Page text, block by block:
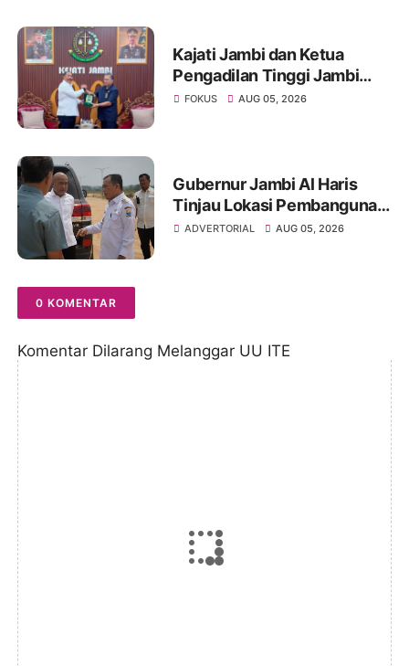
Kajati Jambi dan Ketua
Pengadilan Tinggi Jambi
Berkomitmen Perkuat
FOKUS AUG 05, 2026
Gubernur Jambi Al Haris
Tinjau Lokasi Pembangunan
Sekolah Rakyat dan Lokasi
ADVERTORIAL AUG 05, 2026
0 KOMENTAR
Komentar Dilarang Melanggar UU ITE